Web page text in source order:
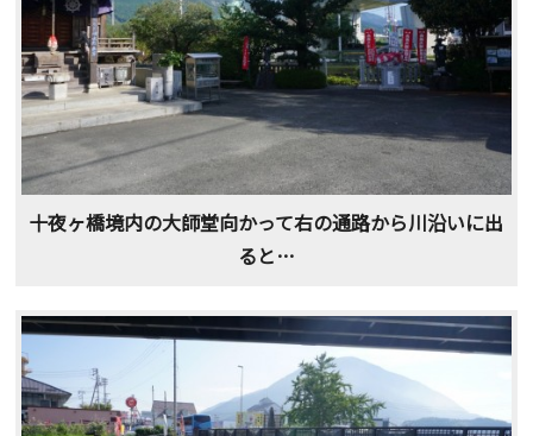
十夜ヶ橋境内の大師堂向かって右の通路から川沿いに出
ると…